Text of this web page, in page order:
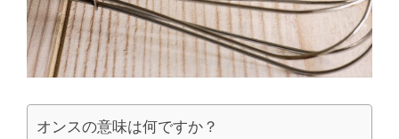
オンスの意味は何ですか？